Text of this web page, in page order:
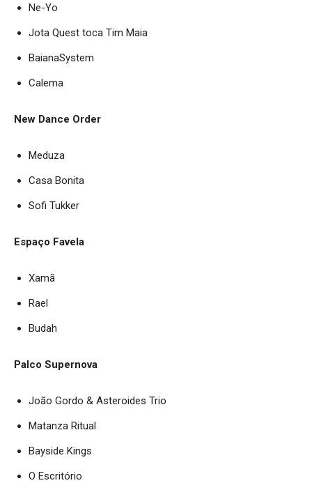
Ne-Yo
Jota Quest toca Tim Maia
BaianaSystem
Calema
New Dance Order
Meduza
Casa Bonita
Sofi Tukker
Espaço Favela
Xamã
Rael
Budah
Palco Supernova
João Gordo & Asteroides Trio
Matanza Ritual
Bayside Kings
O Escritório